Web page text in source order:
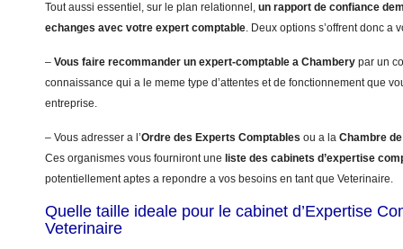
Tout aussi essentiel, sur le plan relationnel, un rapport de confiance
echanges avec votre expert comptable. Deux options s’offrent donc a
– Vous faire recommander un expert-comptable a Chambery par un
connaissance qui a le meme type d’attentes et de fonctionnement que
entreprise.
– Vous adresser a l’Ordre des Experts Comptables ou a la Chambre
Ces organismes vous fourniront une liste des cabinets d’expertise
potentiellement aptes a repondre a vos besoins en tant que Veterinaire.
Quelle taille ideale pour le cabinet d’Expertise
Veterinaire